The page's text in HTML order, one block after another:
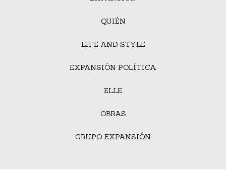
QUIÉN
LIFE AND STYLE
EXPANSIÓN POLÍTICA
ELLE
OBRAS
GRUPO EXPANSIÓN